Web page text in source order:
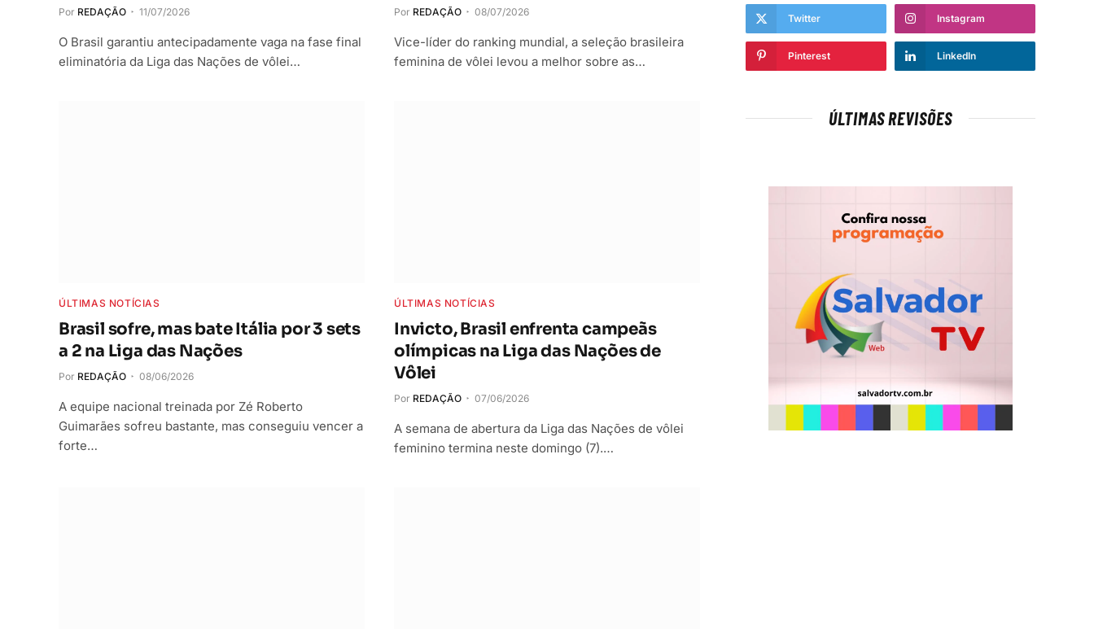
Por REDAÇÃO 11/07/2026
O Brasil garantiu antecipadamente vaga na fase final
eliminatória da Liga das Nações de vôlei…
Por REDAÇÃO 08/07/2026
Vice-líder do ranking mundial, a seleção brasileira
feminina de vôlei levou a melhor sobre as…
ÚLTIMAS NOTÍCIAS
Brasil sofre, mas bate Itália por 3 sets
a 2 na Liga das Nações
Por REDAÇÃO 08/06/2026
A equipe nacional treinada por Zé Roberto
Guimarães sofreu bastante, mas conseguiu vencer a
forte…
ÚLTIMAS NOTÍCIAS
Invicto, Brasil enfrenta campeãs
olímpicas na Liga das Nações de
Vôlei
Por REDAÇÃO 07/06/2026
A semana de abertura da Liga das Nações de vôlei
feminino termina neste domingo (7).…
Twitter Instagram
Pinterest LinkedIn
ÚLTIMAS REVISÕES